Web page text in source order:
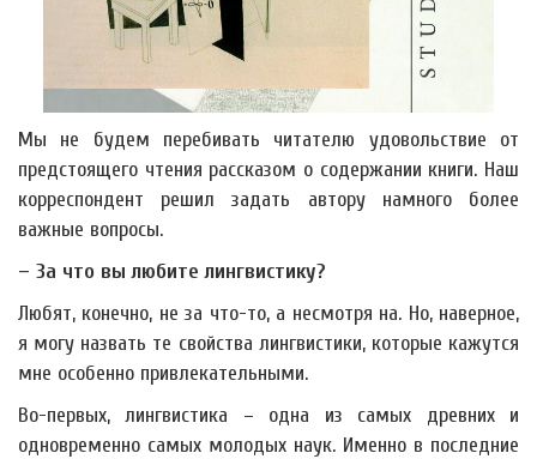
Мы не будем перебивать читателю удовольствие от
предстоящего чтения рассказом о содержании книги. Наш
корреспондент решил задать автору намного более
важные вопросы.
– За что вы любите лингвистику?
Любят, конечно, не за что-то, а несмотря на. Но, наверное,
я могу назвать те свойства лингвистики, которые кажутся
мне особенно привлекательными.
Во-первых, лингвистика – одна из самых древних и
одновременно самых молодых наук. Именно в последние